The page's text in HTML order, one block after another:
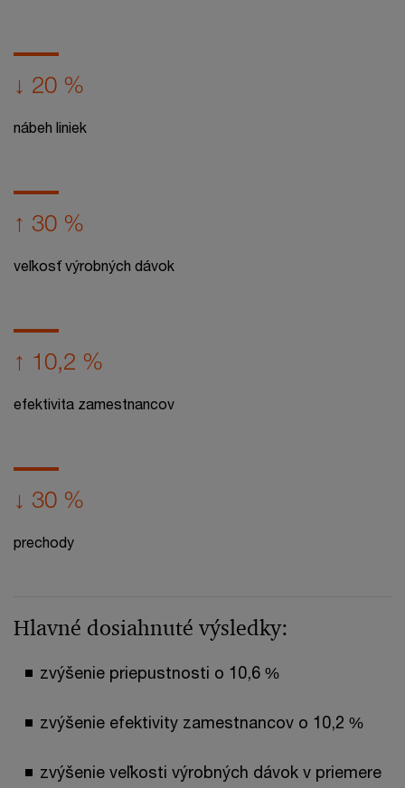
↓ 20 %
nábeh liniek
↑ 30 %
veľkosť výrobných dávok
↑ 10,2 %
efektivita zamestnancov
↓ 30 %
prechody
Hlavné dosiahnuté výsledky:
zvýšenie priepustnosti o 10,6 %
zvýšenie efektivity zamestnancov o 10,2 %
zvýšenie veľkosti výrobných dávok v priemere